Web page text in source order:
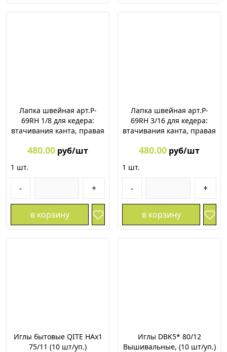
Лапка швейная арт.P-
69RH 1/8 для кедера:
втачивания канта, правая
480.00 руб/шт
1 шт.
- +
в корзину
Лапка швейная арт.P-
69RH 3/16 для кедера:
втачивания канта, правая
480.00 руб/шт
1 шт.
- +
в корзину
Иглы бытовые QITE НАх1
75/11 (10 шт/уп.)
Иглы DBK5* 80/12
Вышивальные, (10 шт/уп.)